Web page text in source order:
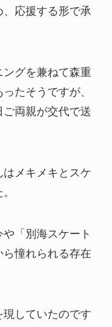
応援する形で承
グを兼ねて森重
たそうですが、
両親が交代で送
メキメキとスケ
「別海スケート
憧れられる存在
していたのです